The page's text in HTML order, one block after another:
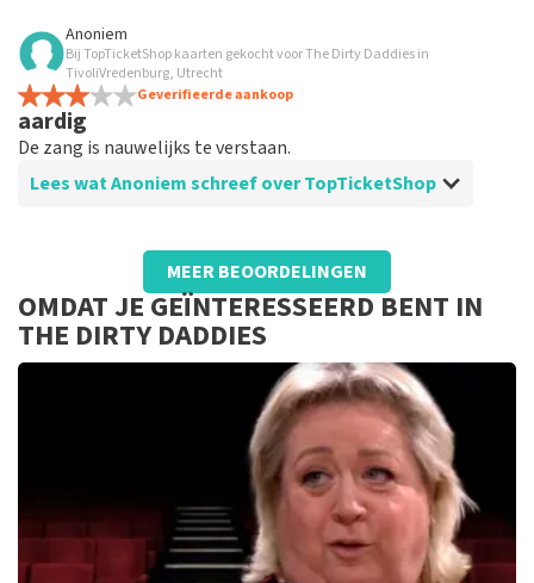
Beoordeling van Silvia Snel over
Prima
Prima
Anoniem
Bij TopTicketShop kaarten gekocht voor The Dirty Daddies in
TivoliVredenburg, Utrecht
Geverifieerde aankoop
aardig
De zang is nauwelijks te verstaan.
Lees wat Anoniem schreef over TopTicketShop
Beoordeling van Anoniem overTopTicketShop
zoals het hoort
MEER BEOORDELINGEN
OMDAT JE GEÏNTERESSEERD BENT IN
THE DIRTY DADDIES